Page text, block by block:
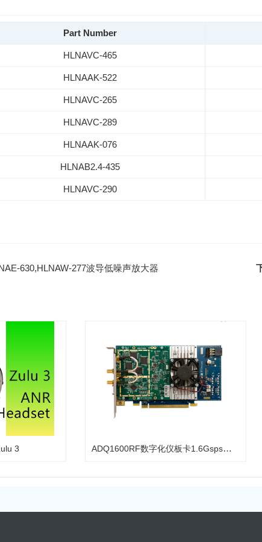
Part Number
HLNAVC-465
HLNAAK-522
HLNAVC-265
HLNAVC-289
HLNAAK-076
HLNAB2.4-435
HLNAVC-290
630,HLNAW-277波导低噪声放大器
3 ADQ1600RF数字化仪板卡1.6Gsps精度14bit